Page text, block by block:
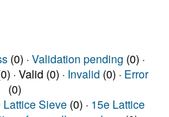
(0) · Validation pending (0) ·
· Valid (0) · Invalid (0) · Error
(0)
Lattice Sieve (0) · 15e Lattice